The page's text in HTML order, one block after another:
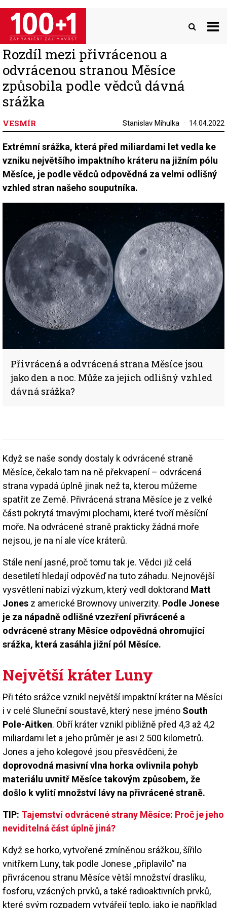
Přejít
hlavnímu
obsahu
Rozdíl mezi přivrácenou a
odvrácenou stranou Měsíce
způsobila podle vědců dávná
srážka
VESMÍR Stanislav Mihulka 14.04.2022
Extrémní srážka, která před miliardami let vedla ke
vzniku největšího impaktního kráteru na jižním pólu
Měsíce, je podle vědců odpovědná za velmi odlišný
vzhled stran našeho souputníka.
Přivrácená a odvrácená strana Měsíce jsou
jako den a noc. Může za jejich odlišný vzhled
dávná srážka?
Když se naše sondy dostaly k odvrácené straně
Měsíce, čekalo tam na ně překvapení – odvrácená
strana vypadá úplně jinak než ta, kterou můžeme
spatřit ze Země. Přivrácená strana Měsíce je z velké
části pokrytá tmavými plochami, které tvoří měsíční
moře. Na odvrácené straně prakticky žádná moře
nejsou, je na ní ale více kráterů.
Stále není jasné, proč tomu tak je. Vědci již celá
desetiletí hledají odpověď na tuto záhadu. Nejnovější
vysvětlení nabízí výzkum, který vedl doktorand Matt
Jones z americké Brownovy univerzity. Podle Jonese
je za nápadně odlišné vzezření přivrácené a
odvrácené strany Měsíce odpovědná ohromující
srážka, která zasáhla jižní pól Měsíce.
Největší kráter Luny
Při této srážce vznikl největší impaktní kráter na Měsíci
i v celé Sluneční soustavě, který nese jméno South
Pole-Aitken. Obří kráter vznikl pibližně před 4,3 až 4,2
miliardami let a jeho průměr je asi 2 500 kilometrů.
Jones a jeho kolegové jsou přesvědčeni, že
doprovodná masivní vlna horka ovlivnila pohyb
materiálu uvnitř Měsíce takovým způsobem, že
došlo k vylití množství lávy na přivrácené straně.
TIP: Tajemství odvrácené strany Měsíce: Proč je jeho
neviditelná část úplně jiná?
Když se horko, vytvořené zmíněnou srážkou, šířilo
vnitřkem Luny, tak podle Jonese „připlavilo“ na
přivrácenou stranu Měsíce větší množství draslíku,
fosforu, vzácných prvků, a také radioaktivních prvků,
které svým rozpadem vytvářejí teplo, jako je například